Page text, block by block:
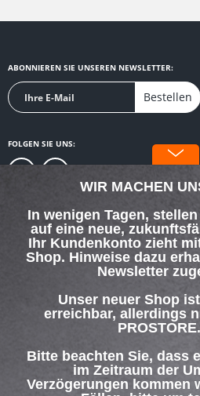
ABONNIEREN SIE UNSEREN NEWSLETTER:
Bestellen
FOLGEN SIE UNS:
WIR MACHEN
In wenigen Tagen,
auf eine neue,
Ihr Kundenkonto zieht
Shop. Hinweise dazu
Newsletter
Unser neuer Shop
erreichbar, allerdings
Bitte beachten Sie, dass
im Zeitraum der
Verzögerungen kommen
SERVICE HOTLINE
INFORMATIONEN
Über uns Hilfe /